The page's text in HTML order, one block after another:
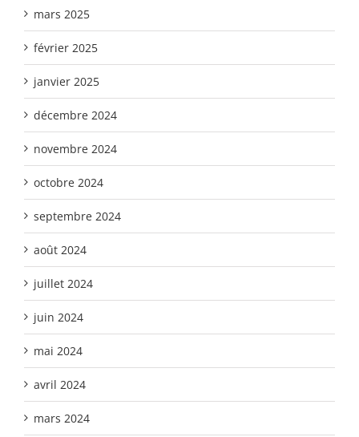
mars 2025
février 2025
janvier 2025
décembre 2024
novembre 2024
octobre 2024
septembre 2024
août 2024
juillet 2024
juin 2024
mai 2024
avril 2024
mars 2024